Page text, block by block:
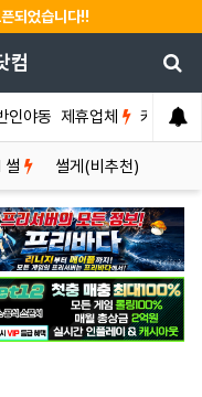
되었습니다!!
컴
인야동 제휴업체 커뮤니티
썰 썰게(비추천)